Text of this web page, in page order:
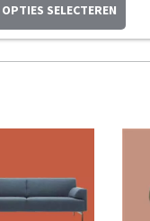
OPTIES SELECTEREN